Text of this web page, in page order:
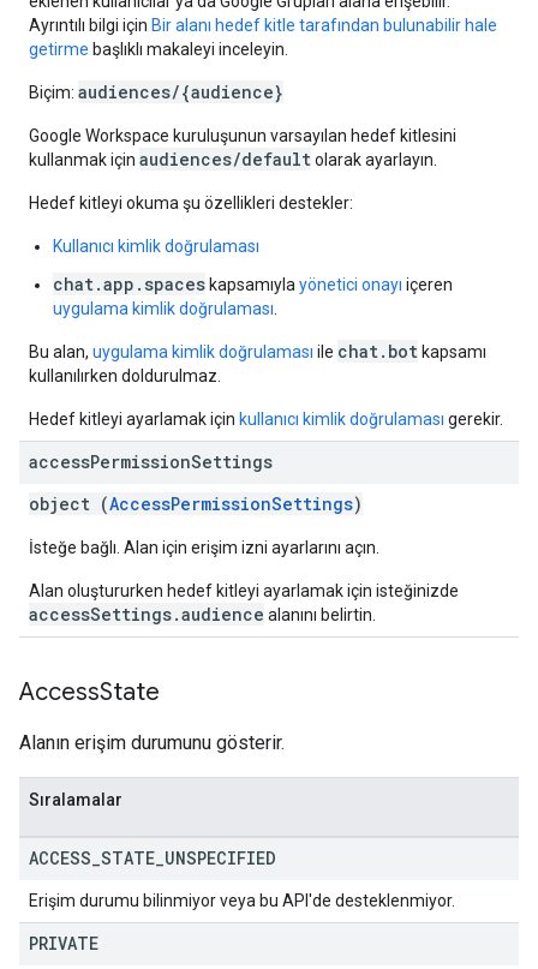
Ayrıntılı bilgi için Bir alanı hedef kitle tarafından bulunabilir hale
getirme başlıklı makaleyi inceleyin.
Biçim: audiences/{audience}
Google Workspace kuruluşunun varsayılan hedef kitlesini
kullanmak için audiences/defaultolarak ayarlayın.
Hedef kitleyi okuma şu özellikleri destekler:
Kullanıcı kimlik doğrulaması
chat.app.spaces kapsamıyla yönetici onayı içeren
uygulama kimlik doğrulaması
Bu alan, uygulama kimlik doğrulaması ile chat.bot kapsamı
kullanılırken doldurulmaz.
Hedef kitleyi ayarlamak için kullanıcı kimlik doğrulaması gerekir.
accessPermissionSettings
object (AccessPermissionSettings)
İsteğe bağlı. Alan için erişim izni ayarlarını açın.
Alan oluştururken hedef kitleyi ayarlamak için isteğinizde
accessSettings.audience alanını belirtin.
AccessState
Alanın erişim durumunu gösterir.
Sıralamalar
ACCESS STATE UNSPECIFIED
Erişim durumu bilinmiyor veya bu API'de desteklenmiyor.
PRIVATE